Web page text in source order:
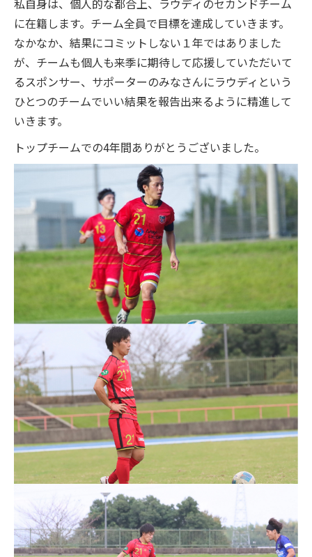
私自身は、個人的な都合上、ラウディのセカンドチーム
に在籍します。チーム全員で目標を達成していきます。
なかなか、結果にコミットしない１年ではありました
が、チームも個人も来季に期待して応援していただいて
るスポンサー、サポーターのみなさんにラウディという
ひとつのチームでいい結果を報告出来るように精進して
いきます。
トップチームでの4年間ありがとうございました。